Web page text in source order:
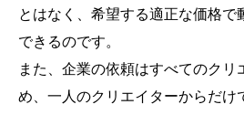
とはなく、希望する適正な価格で
できるのです。
また、企業の依頼はすべてのクリ
め、一人のクリエイターからだけ